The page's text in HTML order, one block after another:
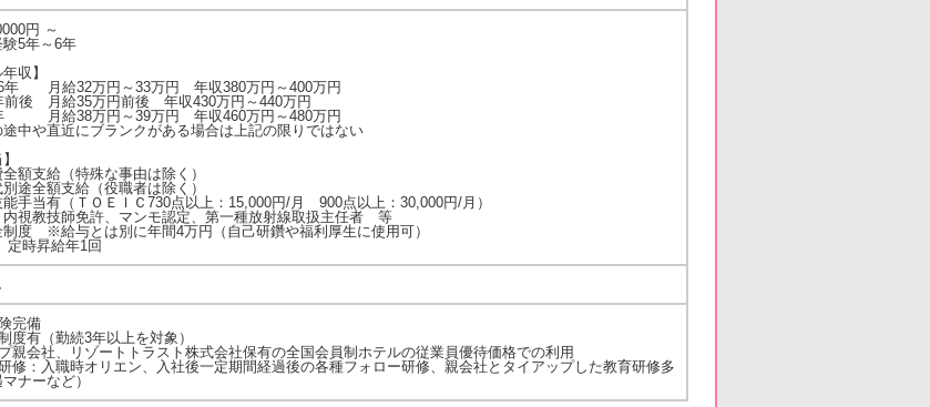
円 ～
5年～6年
収】
年 月給32万円～33万円 年収380万円～400万円
前後 月給35万円前後 年収430万円～440万円
月給38万円～39万円 年収460万円～480万円
中や直近にブランクがある場合は上記の限りではない
全額支給（特殊な事由は除く）
別途全額支給（役職者は除く）
能手当有（ＴＯＥＩＣ730点以上：15,000円/月 900点以上：30,000円/月）
内視教技師免許、マンモ認定、第一種放射線取扱主任者 等
制度 ※給与とは別に年間4万円（自己研鑽や福利厚生に使用可）
定時昇給年1回
完備
度有（勤続3年以上を対象）
親会社、リゾートトラスト株式会社保有の全国会員制ホテルの従業員優待価格での利用
修：入職時オリエン、入社後一定期間経過後の各種フォロー研修、親会社とタイアップした教育研修多
ナーなど）